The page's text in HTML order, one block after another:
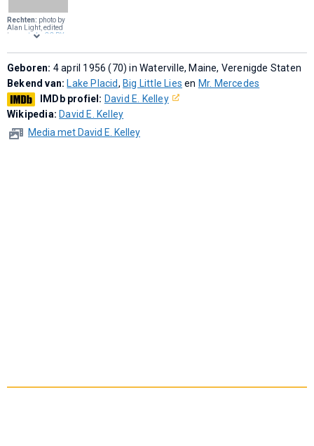
Rechten: photo by
Alan Light, edited
by
anetode
CC BY
Commons.
Geboren: 4 april 1956 (70) in Waterville, Maine, Verenigde Staten
Bekend van: Lake Placid, Big Little Lies en Mr. Mercedes
IMDb profiel: David E. Kelley
Wikipedia: David E. Kelley
Media met David E. Kelley